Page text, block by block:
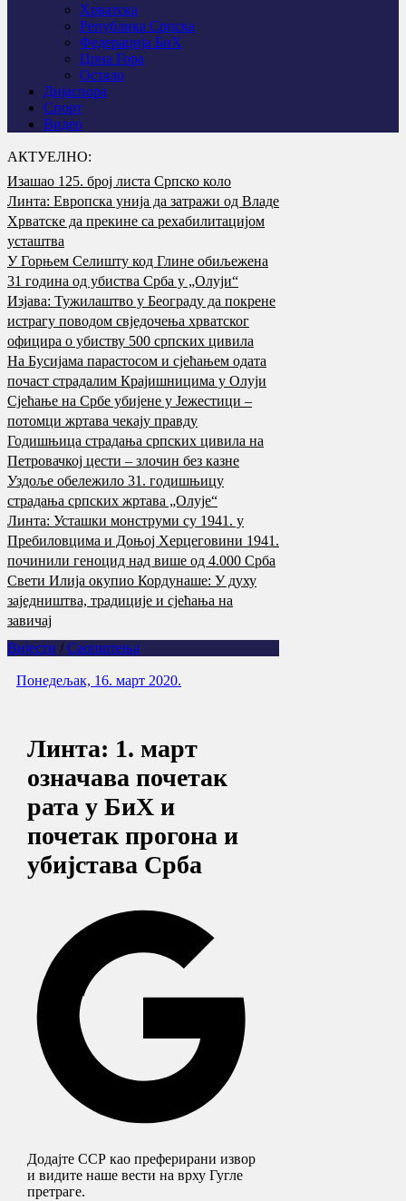
Хрватска
Република Српска
Федерација БиХ
Црна Гора
Остало
Дијаспора
Спорт
Видео
АКТУЕЛНО:
Изашао 125. број листа Српско коло
Линта: Европска унија да затражи од Владе
Хрватске да прекине са рехабилитацијом
усташтва
У Горњем Селишту код Глине обиљежена
31 година од убиства Срба у „Олуји“
Изјава: Тужилаштво у Београду да покрене
истрагу поводом свједочења хрватског
официра о убиству 500 српских цивила
На Бусијама парастосом и сјећањем одата
почаст страдалим Крајишницима у Олуји
Сјећање на Србе убијене у Јежестици –
потомци жртава чекају правду
Годишњица страдања српских цивила на
Петровачкој цести – злочин без казне
Уздоље обележило 31. годишњицу
страдања српских жртава „Олује“
Линта: Усташки монструми су 1941. у
Пребиловцима и Доњој Херцеговини 1941.
починили геноцид над више од 4.000 Срба
Свети Илија окупио Кордунаше: У духу
заједништва, традиције и сјећања на
завичај
Вијести / Саопштења
Понедељак, 16. март 2020.
Линта: 1. март
означава почетак
рата у БиХ и
почетак прогона и
убијстава Срба
Додајте ССР као преферирани извор
и видите наше вести на врху Гугле
претраге.